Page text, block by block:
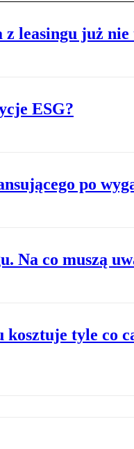
leasingu już
ESG?
po
Na co muszą
tyle co